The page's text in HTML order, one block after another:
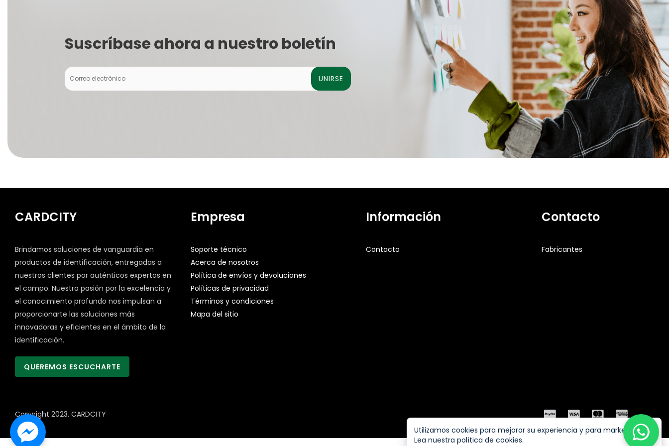
Suscríbase ahora a nuestro boletín
UNIRSE
CARDCITY
Brindamos soluciones de vanguardia en
productos de identificación, entregadas a
nuestros clientes por auténticos expertos en
el campo. Nuestra pasión por la excelencia y
el conocimiento profundo nos impulsan a
proporcionarte las soluciones más
innovadoras y eficientes en el ámbito de la
identificación.
QUEREMOS ESCUCHARTE
Empresa
Soporte técnico
Acerca de nosotros
Política de envíos y devoluciones
Políticas de privacidad
Términos y condiciones
Mapa del sitio
Información
Contacto
Contacto
Fabricantes
Copyright 2023. CARDCITY
Utilizamos cookies para mejorar su experiencia y para marketing.
Lea nuestra política de cookies.